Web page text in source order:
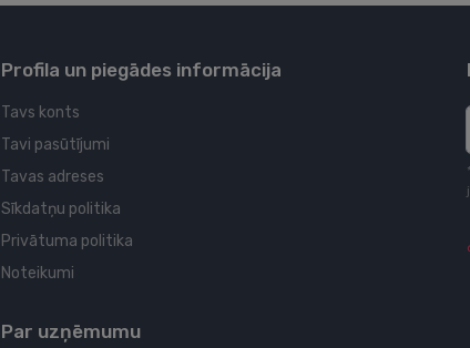
Profila un piegādes informācija
Tavs konts
Tavi pasūtījumi
Tavas adreses
Sīkdatņu politika
Privātuma politika
Noteikumi
Par uzņēmumu